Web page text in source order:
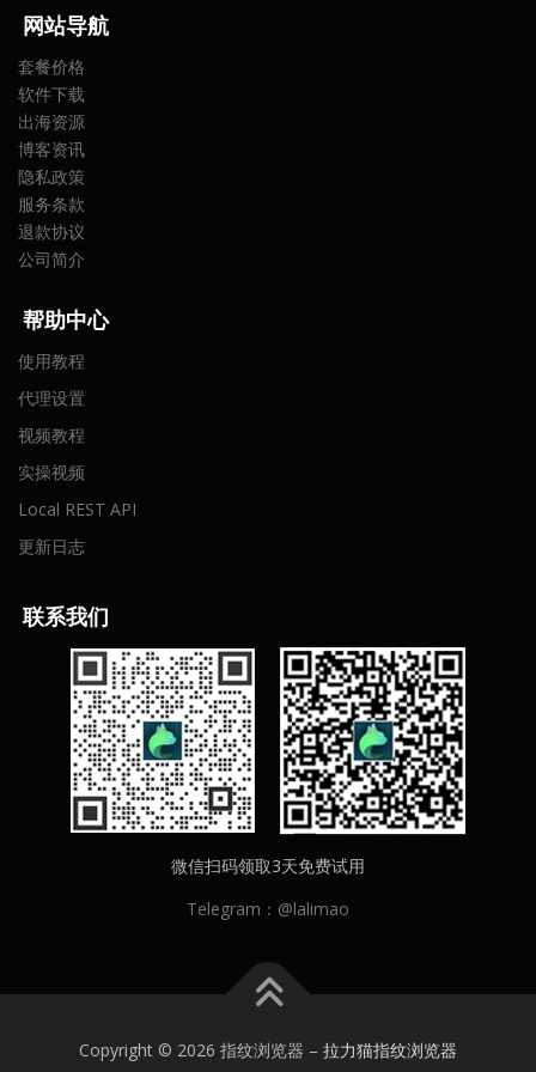
网站导航
套餐价格
软件下载
出海资源
博客资讯
隐私政策
服务条款
退款协议
公司简介
帮助中心
使用教程
代理设置
视频教程
实操视频
Local REST API
更新日志
联系我们
微信扫码领取3天免费试用
Telegram：@lalimao
Copyright © 2026 指纹浏览器 – 拉力猫指纹浏览器